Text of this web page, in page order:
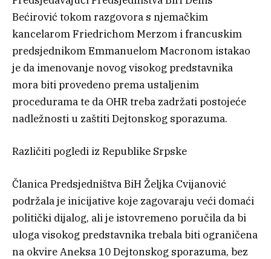
Bećirović tokom razgovora s njemačkim
kancelarom Friedrichom Merzom i francuskim
predsjednikom Emmanuelom Macronom istakao
je da imenovanje novog visokog predstavnika
mora biti provedeno prema ustaljenim
procedurama te da OHR treba zadržati postojeće
nadležnosti u zaštiti Dejtonskog sporazuma.
Različiti pogledi iz Republike Srpske
Članica Predsjedništva BiH Željka Cvijanović
podržala je inicijative koje zagovaraju veći domaći
politički dijalog, ali je istovremeno poručila da bi
uloga visokog predstavnika trebala biti ograničena
na okvire Aneksa 10 Dejtonskog sporazuma, bez